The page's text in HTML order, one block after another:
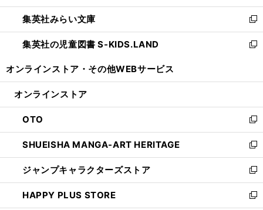
開
く
ウ
で
開
く
ン
ド
ウ
で
ウ
ィ
ン
ド
開
集英社みらい文庫
新
し
い
ン
ウ
で
開
く
集英社の児童図書 S-KIDS.LAND
新
ウ
ン
ド
ウ
で
開
く
オンラインストア・ その他WEBサービス
オンラインストア
OTO
新
し
い
ウ
ィ
ン
ド
SHUEISHA MANGA-ART HERITAGE
新
し
い
ウ
ィ
ジャンプキャラクターズストア
新
し
い
HAPPY PLUS STORE
新